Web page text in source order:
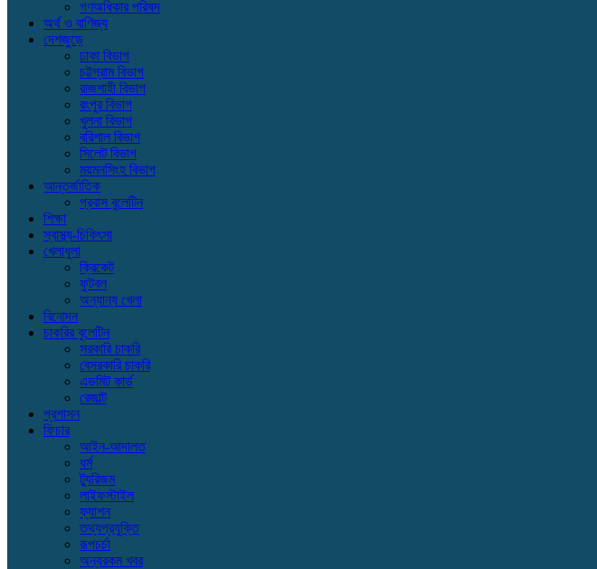
গণঅধিকার পরিষদ
অর্থ ও বাণিজ্য
দেশজুড়ে
ঢাকা বিভাগ
চট্টগ্রাম বিভাগ
রাজশাহী বিভাগ
রংপুর বিভাগ
খুলনা বিভাগ
বরিশাল বিভাগ
সিলেট বিভাগ
ময়মনসিংহ বিভাগ
আন্তর্জাতিক
প্রবাস বুলেটিন
শিক্ষা
স্বাস্থ্য-চিকিৎসা
খেলাধুলা
ক্রিকেট
ফুটবল
অন্যান্য খেলা
বিনোদন
চাকরির বুলেটিন
সরকারি চাকরি
বেসরকারি চাকরি
এডমিট কার্ড
রেজাল্ট
প্রশাসন
ফিচার
আইন-আদালত
ধর্ম
ট্যুরিজম
লাইফস্টাইল
ফ্যাশন
তথ্যপ্রযুক্তি
রূপচর্চা
অন্যরকম খবর